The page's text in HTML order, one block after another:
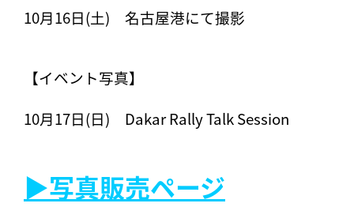
10月16日(土) 名古屋港にて撮影
【イベント写真】
10月17日(日) Dakar Rally Talk Session
▶写真販売ページ